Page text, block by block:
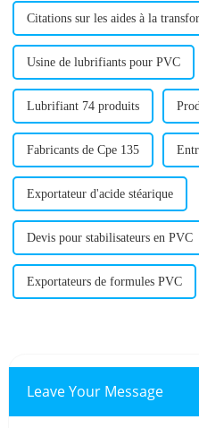
Citations sur les aides à la
Usine de lubrifiants pour PVC
Lubrifiant 74 produits
Fabricants de Cpe 135
Exportateur d'acide stéarique
Devis pour stabilisateurs en PVC
Exportateurs de formules PVC
Leave Your Message